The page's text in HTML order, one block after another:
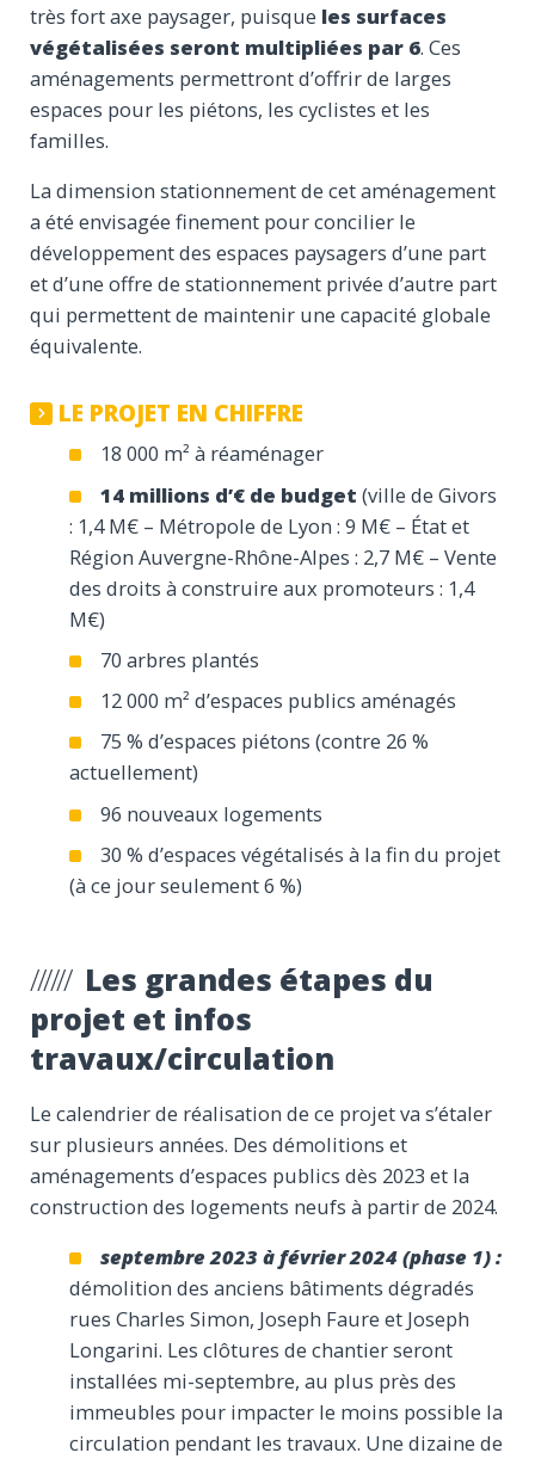
très fort axe paysager, puisque les surfaces
végétalisées seront multipliées par 6. Ces
aménagements permettront d’offrir de larges
espaces pour les piétons, les cyclistes et les
familles.
La dimension stationnement de cet aménagement
a été envisagée finement pour concilier le
développement des espaces paysagers d’une part
et d’une offre de stationnement privée d’autre part
qui permettent de maintenir une capacité globale
équivalente.
LE PROJET EN CHIFFRE
18 000 m² à réaménager
14 millions d’€ de budget (ville de Givors
: 1,4 M€ – Métropole de Lyon : 9 M€ – État et
Région Auvergne-Rhône-Alpes : 2,7 M€ – Vente
des droits à construire aux promoteurs : 1,4
M€)
70 arbres plantés
12 000 m² d’espaces publics aménagés
75 % d’espaces piétons (contre 26 %
actuellement)
96 nouveaux logements
30 % d’espaces végétalisés à la fin du projet
(à ce jour seulement 6 %)
Les grandes étapes du
projet et infos
travaux/circulation
Le calendrier de réalisation de ce projet va s’étaler
sur plusieurs années. Des démolitions et
aménagements d’espaces publics dès 2023 et la
construction des logements neufs à partir de 2024.
septembre 2023 à février 2024 (phase 1) :
démolition des anciens bâtiments dégradés
rues Charles Simon, Joseph Faure et Joseph
Longarini. Les clôtures de chantier seront
installées mi-septembre, au plus près des
immeubles pour impacter le moins possible la
circulation pendant les travaux. Une dizaine de